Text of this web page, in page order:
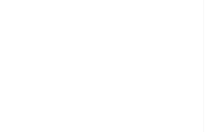
je 5 z 5 hvězdiček.